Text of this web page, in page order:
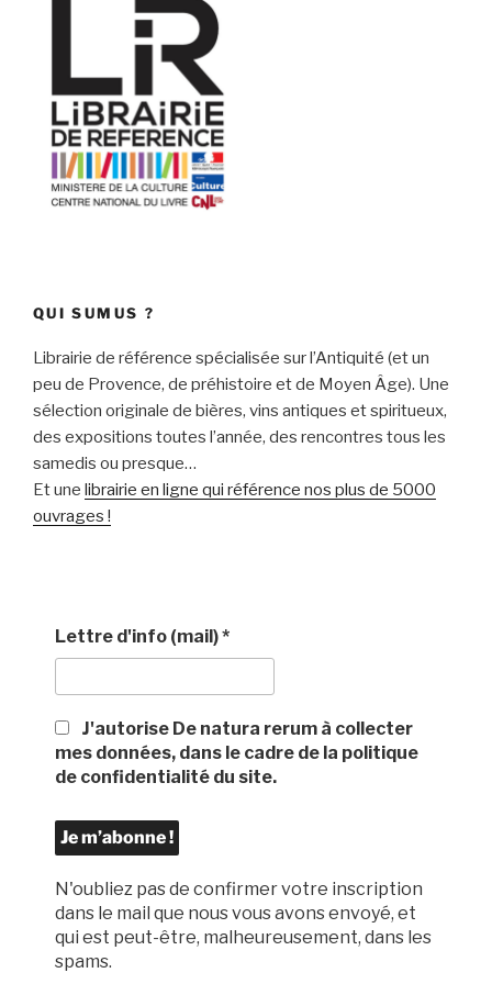
QUI SUMUS ?
Librairie de référence spécialisée sur l’Antiquité (et un
peu de Provence, de préhistoire et de Moyen Âge). Une
sélection originale de bières, vins antiques et spiritueux,
des expositions toutes l’année, des rencontres tous les
samedis ou presque…
Et une librairie en ligne qui référence nos plus de 5000
ouvrages !
Lettre d'info (mail)*
J'autorise De natura rerum à collecter
mes données, dans le cadre de la politique
de confidentialité du site.
N'oubliez pas de confirmer votre inscription
dans le mail que nous vous avons envoyé, et
qui est peut-être, malheureusement, dans les
spams.